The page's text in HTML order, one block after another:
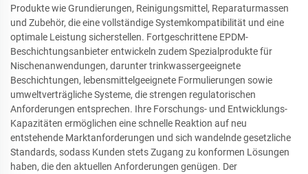
Produkte wie Grundierungen, Reinigungsmittel, Reparaturmassen
und Zubehör, die eine vollständige Systemkompatibilität und eine
optimale Leistung sicherstellen. Fortgeschrittene EPDM-
Beschichtungsanbieter entwickeln zudem Spezialprodukte für
Nischenanwendungen, darunter trinkwassergeeignete
Beschichtungen, lebensmittelgeeignete Formulierungen sowie
umweltverträgliche Systeme, die strengen regulatorischen
Anforderungen entsprechen. Ihre Forschungs- und Entwicklungs-
Kapazitäten ermöglichen eine schnelle Reaktion auf neu
entstehende Marktanforderungen und sich wandelnde gesetzliche
Standards, sodass Kunden stets Zugang zu konformen Lösungen
haben, die den aktuellen Anforderungen genügen. Der